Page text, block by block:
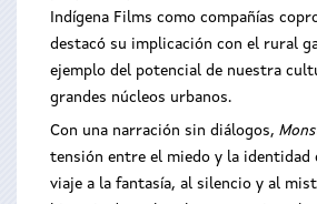
Indígena Films como compañías
destacó su implicación con el rural
ejemplo del potencial de nuestra
grandes núcleos urbanos.
Con una narración sin diálogos,
tensión entre el miedo y la identidad
viaje a la fantasía, al silencio y al